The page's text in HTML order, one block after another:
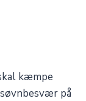
kæmpe
på